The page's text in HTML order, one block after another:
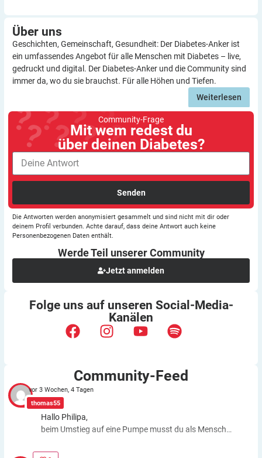
Über uns
Geschichten, Gemeinschaft, Gesundheit: Der Diabetes-Anker ist
ein umfassendes Angebot für alle Menschen mit Diabetes – live,
gedruckt und digital. Der Diabetes-Anker und die Community sind
immer da, wo du sie brauchst. Für alle Höhen und Tiefen.
Weiterlesen
Community-Frage
Mit wem redest du
über deinen Diabetes?
Senden
Die Antworten werden anonymisiert gesammelt und sind nicht mit dir oder
deinem Profil verbunden. Achte darauf, dass deine Antwort auch keine
Personenbezogenen Daten enthält.
Werde Teil unserer Community
Jetzt anmelden
Folge uns auf unseren Social-Media-
Kanälen
Community-Feed
thomas55
vor 3 Wochen, 4 Tagen
Hallo Philipa,
beim Umstieg auf eine Pumpe musst du als Mensch
ICT. Schätzfehler bleiben also. Du kannst aber die